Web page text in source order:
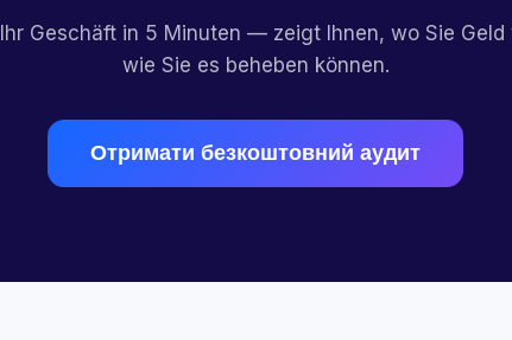
Geschäft in 5 Minuten — zeigt Ihnen, wo Sie Geld
wie Sie es beheben können.
Отримати безкоштовний аудит